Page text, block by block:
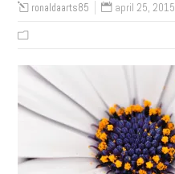
ronaldaarts85 april 25, 2015